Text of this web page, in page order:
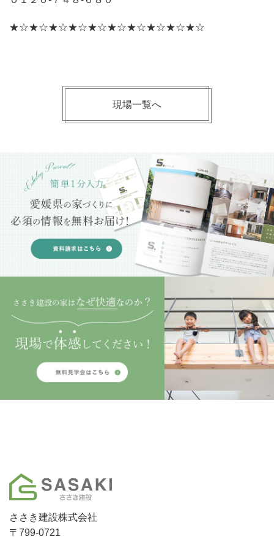
★☆★☆★☆★☆★☆★☆★☆★☆★☆★☆
現場一覧へ
ささき建設株式会社
〒799-0721